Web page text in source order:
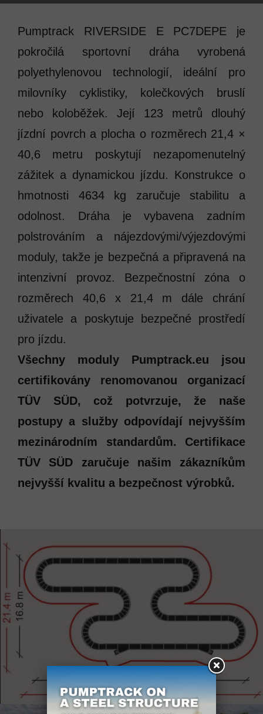
Pumptrack RIVERSIDE E PC7DEPE je
pokročilá sportovní dráha vyrobená
polyethylenovou technologií, ideální pro
milovníky cyklistiky, kolečkových bruslí
nebo koloběžek. Její 123 metrů dlouhý
jízdní povrch a plocha o rozměrech 21,4 ×
40,6 metru poskytují nezapomenutelný
zážitek a dynamickou jízdu. Konstrukce o
hmotnosti 4634 kg zaručuje stabilitu a
odolnost. Dráha je vybavena zadním
polstrováním a nájezdovými/výjezdovými
moduly, takže je bezpečná a připravená na
intenzivní provoz. Bezpečnostní zóna o
rozměrech 40,6 x 21,4 m dále chrání
uživatele a poskytuje bezpečné prostředí
pro jízdu.
Všechny moduly Pumptrack.eu jsou
certifikovány renomovanou organizací
TÜV SÜD, což potvrzuje, že naše
postupy a služby odpovídají nejvyšším
mezinárodním standardům. Certifikace
TÜV SÜD zaručuje našim zákazníkům
nejvyšší kvalitu a bezpečnost výrobků.